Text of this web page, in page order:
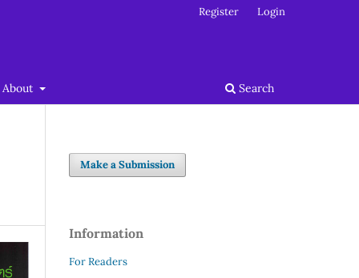
About Search
Register Login
Make a Submission
Information
For Readers